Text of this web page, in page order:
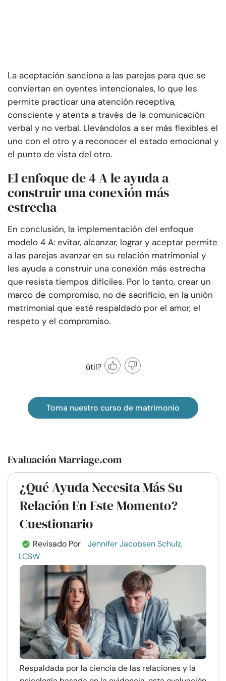
La aceptación sanciona a las parejas para que se
conviertan en oyentes intencionales, lo que les
permite practicar una atención receptiva,
consciente y atenta a través de la comunicación
verbal y no verbal. Llevándolos a ser más flexibles el
uno con el otro y a reconocer el estado emocional y
el punto de vista del otro.
El enfoque de 4 A le ayuda a
construir una conexión más
estrecha
En conclusión, la implementación del enfoque
modelo 4 A: evitar, alcanzar, lograr y aceptar permite
a las parejas avanzar en su relación matrimonial y
les ayuda a construir una conexión más estrecha
que resista tiempos difíciles. Por lo tanto, crear un
marco de compromiso, no de sacrificio, en la unión
matrimonial que esté respaldado por el amor, el
respeto y el compromiso.
útil?
Toma nuestro curso de matrimonio
Evaluación Marriage.com
¿Qué Ayuda Necesita Más Su
Relación En Este Momento?
Cuestionario
Revisado Por
Jennifer Jacobsen Schulz,
LCSW
Respaldada por la ciencia de las relaciones y la